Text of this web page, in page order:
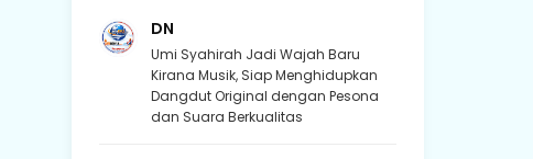
DN
Umi Syahirah Jadi Wajah Baru
Kirana Musik, Siap Menghidupkan
Dangdut Original dengan Pesona
dan Suara Berkualitas